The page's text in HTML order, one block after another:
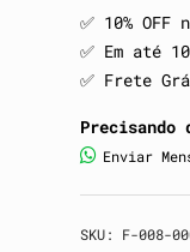
✅️ 10%
✅️ Em até
✅️ Frete
Precisando
Enviar
SKU: F-008-